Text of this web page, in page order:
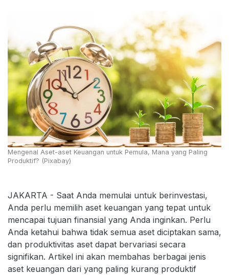
Mengenal Aset-aset Keuangan untuk Pemula, Mana yang Paling
Produktif? (Pixabay)
JAKARTA - Saat Anda memulai untuk berinvestasi,
Anda perlu memilih aset keuangan yang tepat untuk
mencapai tujuan finansial yang Anda inginkan. Perlu
Anda ketahui bahwa tidak semua aset diciptakan sama,
dan produktivitas aset dapat bervariasi secara
signifikan. Artikel ini akan membahas berbagai jenis
aset keuangan dari yang paling kurang produktif